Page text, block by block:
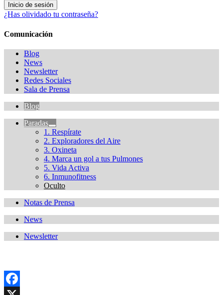
¿Has olividado tu contraseña?
Comunicación
Blog
News
Newsletter
Redes Sociales
Sala de Prensa
Blog
Paradas
1. Respírate
2. Exploradores del Aire
3. Oxineta
4. Marca un gol a tus Pulmones
5. Vida Activa
6. Inmunofitness
Oculto
Notas de Prensa
News
Newsletter